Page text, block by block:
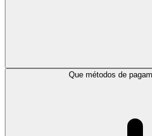
Que métodos de